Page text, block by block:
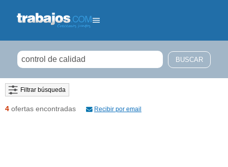
Filtrar búsqueda
4 ofertas encontradas Recibir por email